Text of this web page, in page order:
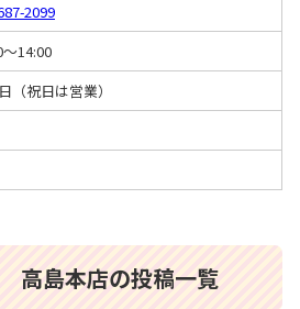
2099
14:00
（祝日は営業）
高島本店の投稿一覧